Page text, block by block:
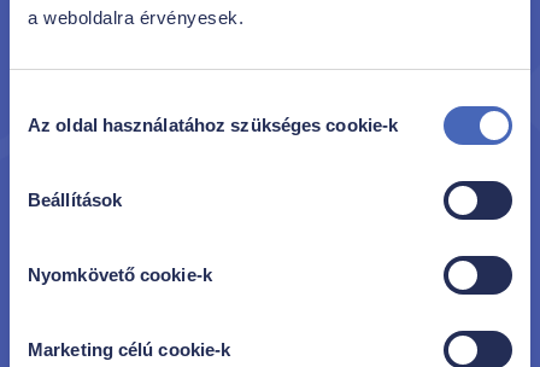
a weboldalra érvényesek.
kiválasztása
Az oldal használatához szükséges cookie-k
Beállítások
Nyomkövető cookie-k
Marketing célú cookie-k
Feliratkozom
Tájékoztatójában
foglalt feltételekkel a megadott e-
mail címre Family Frost ajánlatokat és
Hozzájárulok, hogy a Family Frost e-mail cím alapján
kedvezményeket és ajánlatokat jelenítsen meg